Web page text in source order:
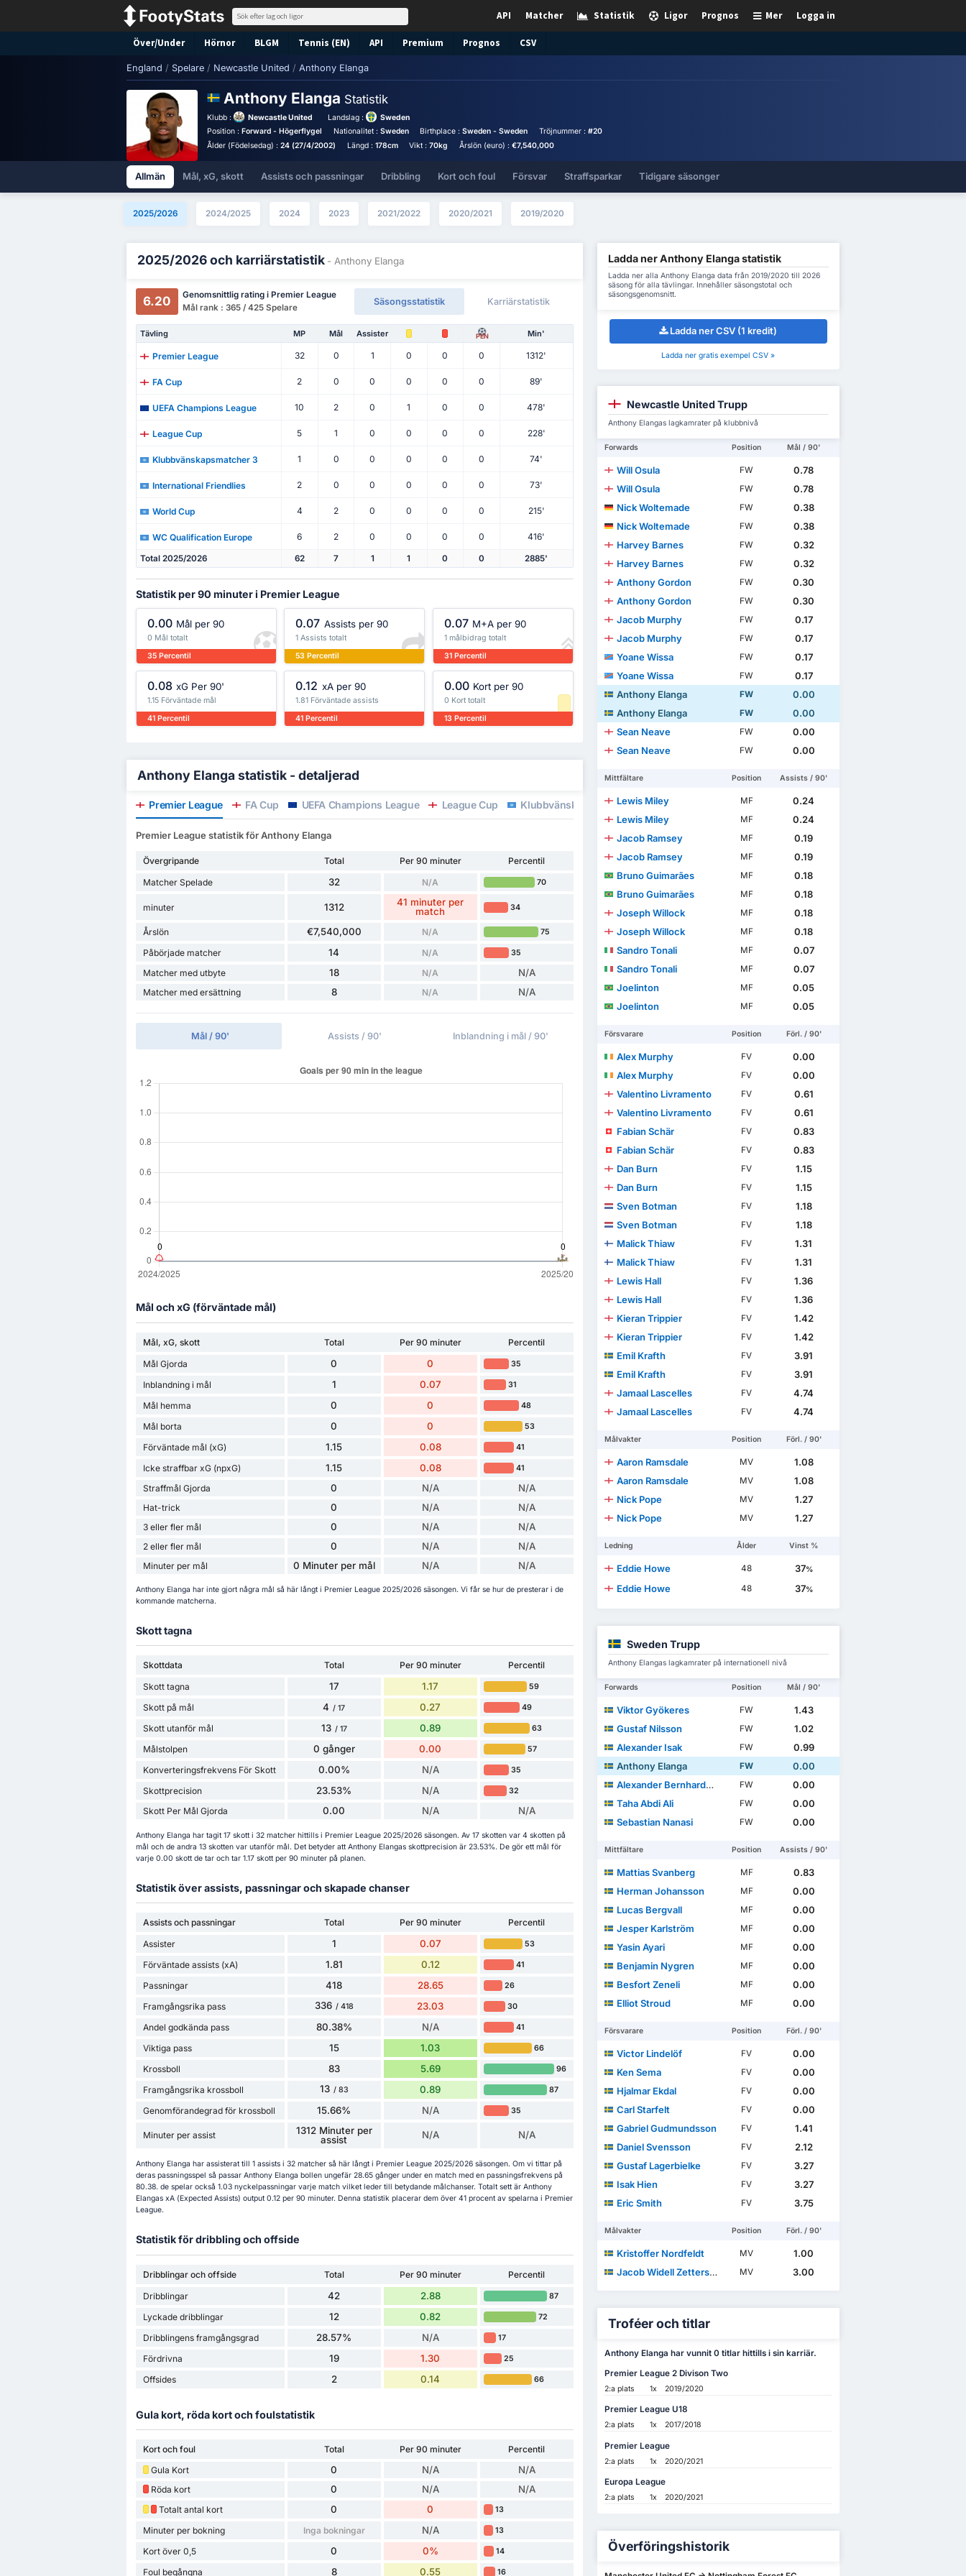
Logga in
Mer
Prognos
Ligor
Statistik
Matcher
API
Över/Under Hörnor BLGM Tennis (EN) API Premium Prognos CSV
England / Spelare / Newcastle United / Anthony Elanga
Anthony Elanga Statistik
Klubb : Newcastle United Landslag :
Sweden
Position :Forward - Högerflygel Nationalitet : Sweden Birthplace :Sweden - Sweden Tröjnummer : #20
Ålder (Födelsedag) :24 (27/4/2002) Längd : 178cm Vikt :70kg Årslön (euro) : €7,540,000
Allmän Mål, xG, skott Assists och passningar Dribbling Kort och foul Försvar Straffsparkar Tidigare säsonger
2025/2026 2024/2025 2024 2023 2021/2022 2020/2021 2019/2020
2025/2026 och karriärstatistik - Anthony Elanga
6.20
Genomsnittlig rating i Premier League
Mål rank : 365 / 425 Spelare
Säsongsstatistik Karriärstatistik
Tävling MP Mål Assister PEN Min'
Premier League 32 0 1 0 0 0 1312'
FA Cup 2 0 0 0 0 0 89'
UEFA Champions League 10 2 0 1 0 0 478'
League Cup 5 1 0 0 0 0 228'
Klubbvänskapsmatcher 3 1 0 0 0 0 0 74'
International Friendlies 2 0 0 0 0 0 73'
World Cup 4 2 0 0 0 0 215'
WC Qualification Europe 6 2 0 0 0 0 416'
Total 2025/2026 62 7 1 1 0 0 2885'
Statistik per 90 minuter i Premier League
0.00 Mål per 90
0 Mål totalt
35 Percentil
0.07 Assists per 90
1 Assists totalt
53 Percentil
0.07 M+A per 90
1 målbidrag totalt
31 Percentil
0.08 xG Per 90'
1.15 Förväntade mål
41 Percentil
0.12 xA per 90
1.81 Förväntade assists
41 Percentil
0.00 Kort per 90
0 Kort totalt
13 Percentil
Anthony Elanga statistik - detaljerad
Premier League FA Cup UEFA Champions League League Cup Klubbvänskapsmatcher 3 International Friendlies World Cup
Premier League statistik för Anthony Elanga
Övergripande Total Per 90 minuter
Percentil
Matcher Spelade
32 N/A 70
minuter 1312
41 minuter per
match
34
Årslön €7,540,000 N/A 75
Påbörjade matcher 14 N/A 35
Matcher med utbyte 18 N/A N/A
Matcher med ersättning 8 N/A N/A
Mål / 90' Assists / 90' Inblandning i mål / 90'
Mål och xG (förväntade mål)
Mål, xG, skott Total Per 90 minuter
Percentil
Mål Gjorda
0 0 35
Inblandning i mål 1 0.07 31
Mål hemma 0 0 48
Mål borta 0 0 53
Förväntade mål (xG) 1.15 0.08 41
Icke straffbar xG (npxG) 1.15 0.08 41
Straffmål Gjorda 0 N/A N/A
Hat-trick 0 N/A N/A
3 eller fler mål 0 N/A N/A
2 eller fler mål 0 N/A N/A
Minuter per mål 0 Minuter per mål N/A N/A
Anthony Elanga har inte gjort några mål så här långt i Premier League 2025/2026 säsongen. Vi får se hur de presterar i de
kommande matcherna.
Skott tagna
Skottdata Total Per 90 minuter
Percentil
Skott tagna
17 1.17 59
Skott på mål 4 / 17 0.27 49
Skott utanför mål 13 / 17 0.89 63
Målstolpen 0 gånger 0.00 57
Konverteringsfrekvens För Skott 0.00% N/A 35
Skottprecision 23.53% N/A 32
Skott Per Mål Gjorda 0.00 N/A N/A
Anthony Elanga har tagit 17 skott i 32 matcher hittills i Premier League 2025/2026 säsongen. Av 17 skotten var 4 skotten på
mål och de andra 13 skotten var utanför mål. Det betyder att Anthony Elangas skottprecision är 23.53%. De gör ett mål för
varje 0.00 skott de tar och tar 1.17 skott per 90 minuter på planen.
Statistik över assists, passningar och skapade chanser
Assists och passningar Total Per 90 minuter
Percentil
Assister
1 0.07 53
Förväntade assists (xA) 1.81 0.12 41
Passningar 418 28.65 26
Framgångsrika pass 336 / 418 23.03 30
Andel godkända pass 80.38% N/A 41
Viktiga pass 15 1.03 66
Krossboll 83 5.69 96
Framgångsrika krossboll 13 / 83 0.89 87
Genomförandegrad för krossboll 15.66% N/A 35
Minuter per assist
1312 Minuter per
assist
N/A N/A
Anthony Elanga har assisterat till 1 assists i 32 matcher så här långt i Premier League 2025/2026 säsongen. Om vi tittar på
deras passningsspel så passar Anthony Elanga bollen ungefär 28.65 gånger under en match med en passningsfrekvens på
80.38. de spelar också 1.03 nyckelpassningar varje match vilket leder till betydande målchanser. Totalt sett är Anthony
Elangas xA (Expected Assists) output 0.12 per 90 minuter. Denna statistik placerar dem över 41 procent av spelarna i Premier
League.
Statistik för dribbling och offside
Dribblingar och offside Total Per 90 minuter
Percentil
Dribblingar
42 2.88 87
Lyckade dribblingar 12 0.82 72
Dribblingens framgångsgrad 28.57% N/A 17
Fördrivna 19 1.30 25
Offsides 2 0.14 66
Gula kort, röda kort och foulstatistik
Kort och foul Total Per 90 minuter
Percentil
Gula Kort
0 N/A N/A
Röda kort 0 N/A N/A
Totalt antal kort 0 0 13
Minuter per bokning Inga bokningar N/A 13
Kort över 0,5 0 0% 14
Foul begångna 8 0.55 16
Ladda ner Anthony Elanga statistik
Ladda ner alla Anthony Elanga data från 2019/2020 till 2026
säsong för alla tävlingar. Innehåller säsongstotal och
säsongsgenomsnitt.
Ladda ner CSV (1 kredit)
Ladda ner gratis exempel CSV »
Newcastle United Trupp
Anthony Elangas lagkamrater på klubbnivå
Forwards Position Mål / 90'
Will Osula FW
0.78
Will Osula
FW
0.78
Nick Woltemade
FW
0.38
Nick Woltemade
FW
0.38
Harvey Barnes
FW
0.32
Harvey Barnes
FW
0.32
Anthony Gordon
FW
0.30
Anthony Gordon
FW
0.30
Jacob Murphy
FW
0.17
Jacob Murphy
FW
0.17
Yoane Wissa
FW
0.17
Yoane Wissa
FW
0.17
Anthony Elanga
FW
0.00
Anthony Elanga
FW
0.00
Sean Neave
FW
0.00
Sean Neave
FW 0.00
Mittfältare Position Assists / 90'
Lewis Miley MF
0.24
Lewis Miley
MF
0.24
Jacob Ramsey
MF
0.19
Jacob Ramsey
MF
0.19
Bruno Guimarães
MF
0.18
Bruno Guimarães
MF
0.18
Joseph Willock
MF
0.18
Joseph Willock
MF
0.18
Sandro Tonali
MF
0.07
Sandro Tonali
MF
0.07
Joelinton
MF
0.05
Joelinton
MF 0.05
Försvarare Position Förl. / 90'
Alex Murphy FV
0.00
Alex Murphy
FV
0.00
Valentino Livramento
FV
0.61
Valentino Livramento
FV
0.61
Fabian Schär
FV
0.83
Fabian Schär
FV
0.83
Dan Burn
FV
1.15
Dan Burn
FV
1.15
Sven Botman
FV
1.18
Sven Botman
FV
1.18
Malick Thiaw
FV
1.31
Malick Thiaw
FV
1.31
Lewis Hall
FV
1.36
Lewis Hall
FV
1.36
Kieran Trippier
FV
1.42
Kieran Trippier
FV
1.42
Emil Krafth
FV
3.91
Emil Krafth
FV
3.91
Jamaal Lascelles
FV
4.74
Jamaal Lascelles
FV 4.74
Målvakter Position Förl. / 90'
Aaron Ramsdale MV
1.08
Aaron Ramsdale
MV
1.08
Nick Pope
MV
1.27
Nick Pope
MV 1.27
Ledning Ålder Vinst %
Eddie Howe 48 37%
Eddie Howe 48 37%
Sweden Trupp
Anthony Elangas lagkamrater på internationell nivå
Forwards Position Mål / 90'
Viktor Gyökeres FW
1.43
Gustaf Nilsson
FW
1.02
Alexander Isak
FW
0.99
Anthony Elanga
FW
0.00
Alexander Bernhardsson
FW
0.00
Taha Abdi Ali
FW
0.00
Sebastian Nanasi
FW 0.00
Mittfältare Position Assists / 90'
Mattias Svanberg MF
0.83
Herman Johansson
MF
0.00
Lucas Bergvall
MF
0.00
Jesper Karlström
MF
0.00
Yasin Ayari
MF
0.00
Benjamin Nygren
MF
0.00
Besfort Zeneli
MF
0.00
Elliot Stroud
MF 0.00
Försvarare Position Förl. / 90'
Victor Lindelöf FV
0.00
Ken Sema
FV
0.00
Hjalmar Ekdal
FV
0.00
Carl Starfelt
FV
0.00
Gabriel Gudmundsson
FV
1.41
Daniel Svensson
FV
2.12
Gustaf Lagerbielke
FV
3.27
Isak Hien
FV
3.27
Eric Smith
FV 3.75
Målvakter Position Förl. / 90'
Kristoffer Nordfeldt MV
1.00
Jacob Widell Zetterström
MV 3.00
Troféer och titlar
Anthony Elanga har vunnit 0 titlar hittills i sin karriär.
Premier League 2 Divison Two
2:a plats 1x 2019/2020
Premier League U18
2:a plats 1x 2017/2018
Premier League
2:a plats 1x 2020/2021
Europa League
2:a plats 1x 2020/2021
Överföringshistorik